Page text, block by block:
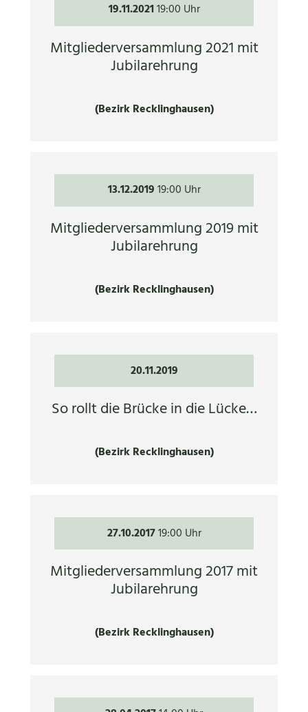
19.11.202119:00 Uhr
Mitgliederversammlung 2021 mit
Jubilarehrung
(Bezirk Recklinghausen)
13.12.201919:00 Uhr
Mitgliederversammlung 2019 mit
Jubilarehrung
(Bezirk Recklinghausen)
20.11.2019
So rollt die Brücke in die Lücke…
(Bezirk Recklinghausen)
27.10.201719:00 Uhr
Mitgliederversammlung 2017 mit
Jubilarehrung
(Bezirk Recklinghausen)